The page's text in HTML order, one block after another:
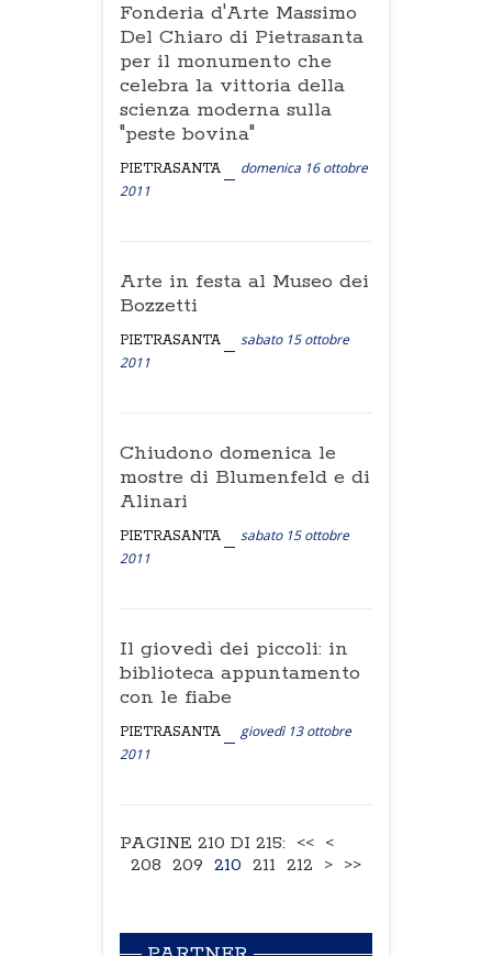
Fonderia d'Arte Massimo
Del Chiaro di Pietrasanta
per il monumento che
celebra la vittoria della
scienza moderna sulla
"peste bovina"
PIETRASANTA
domenica 16 ottobre
2011
Arte in festa al Museo dei
Bozzetti
PIETRASANTA
sabato 15 ottobre
2011
Chiudono domenica le
mostre di Blumenfeld e di
Alinari
PIETRASANTA
sabato 15 ottobre
2011
Il giovedì dei piccoli: in
biblioteca appuntamento
con le fiabe
PIETRASANTA
giovedì 13 ottobre
2011
PAGINE 210 DI 215: << <
208 209 210 211 212 > >>